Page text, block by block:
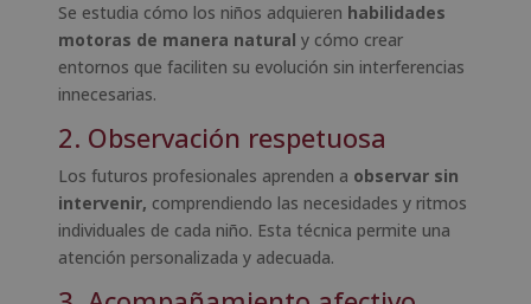
Se estudia cómo los niños adquieren habilidades
motoras de manera natural y cómo crear
entornos que faciliten su evolución sin interferencias
innecesarias.
2. Observación respetuosa
Los futuros profesionales aprenden a observar sin
intervenir, comprendiendo las necesidades y ritmos
individuales de cada niño. Esta técnica permite una
atención personalizada y adecuada.